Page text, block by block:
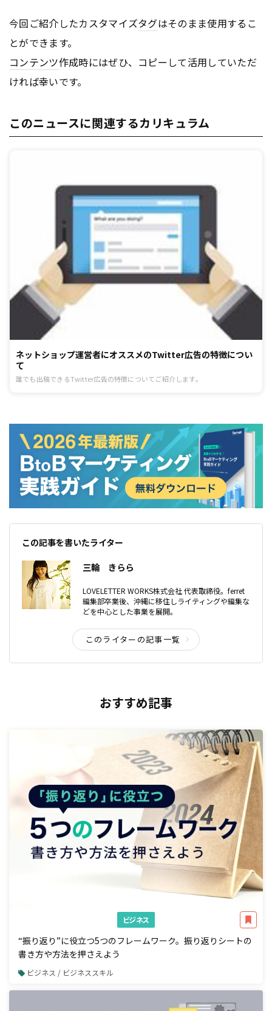
今回ご紹介したカスタマイズタグはそのまま使用するこ
とができます。
コンテンツ作成時にはぜひ、コピーして活用していただ
ければ幸いです。
このニュースに関連するカリキュラム
ネットショップ運営者にオススメのTwitter広告の特徴につい
て
誰でも出稿できるTwitter広告の特徴についてご紹介します。
この記事を書いたライター
三輪 きらら
LOVELETTER WORKS株式会社 代表取締役。ferret
編集部卒業後、沖縄に移住しライティングや編集な
どを中心とした事業を展開。
このライターの記事一覧
おすすめ記事
ビジネス
“振り返り”に役立つ5つのフレームワーク。振り返りシートの
書き方や方法を押さえよう
ビジネス / ビジネススキル